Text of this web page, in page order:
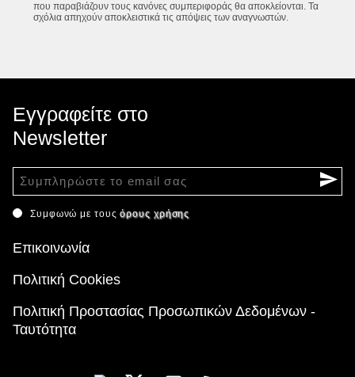
που παραβιάζουν τους κανόνες συμπεριφοράς θα αποκλείονται. Τα
σχόλια απηχούν αποκλειστικά τις απόψεις των αναγνωστών.
Εγγραφείτε στο
Newsletter
Συμφωνώ με τουςόρους χρήσης
Επικοινωνία
Πολιτική Cookies
Πολιτική Προστασίας Προσωπικών Δεδομένων -
Ταυτότητα